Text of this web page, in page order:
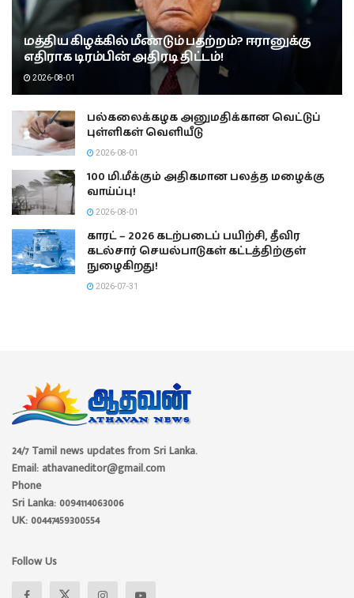
மத்திய கிழக்கில் மீண்டும் பதற்றம்? ஈரானுக்கு
எதிராக டிரம்பின் அதிரடி திட்டம்!
2026-08-01
பல்கலைக்கழக அனுமதிக்கான வெட்டுப்
புள்ளிகள் வெளியீடு
2026-08-01
100 மி.மீக்கும் அதிகமான பலத்த மழைக்கு
வாய்ப்பு!
2026-08-01
காரட் – 2026 கடற்படைப் பயிற்சி, தீவிர
கடல்சார் செயல்பாடுகள் கட்டத்திற்குள்
நுழைகிறது!
2026-07-31
24/7 Tamil news updates from Sri Lanka.
Email: athavaneditor@gmail.com
Phone
Sri Lanka: 0094114063006
UK: 00447459300554
Follow Us